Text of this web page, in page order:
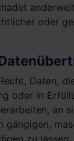
oder
Daten,
oder in
an
gängigen,